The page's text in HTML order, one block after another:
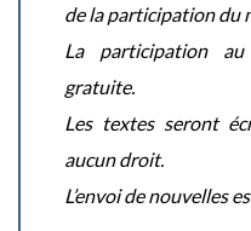
de la participation du
La participation
gratuite.
Les textes seront
aucun droit.
L’envoi de nouvelles